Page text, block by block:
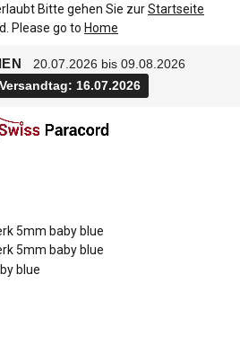
Bitte gehen Sie zurStartseite
Please go to Home
20.07.2026 bis 09.08.2026
16.07.2026